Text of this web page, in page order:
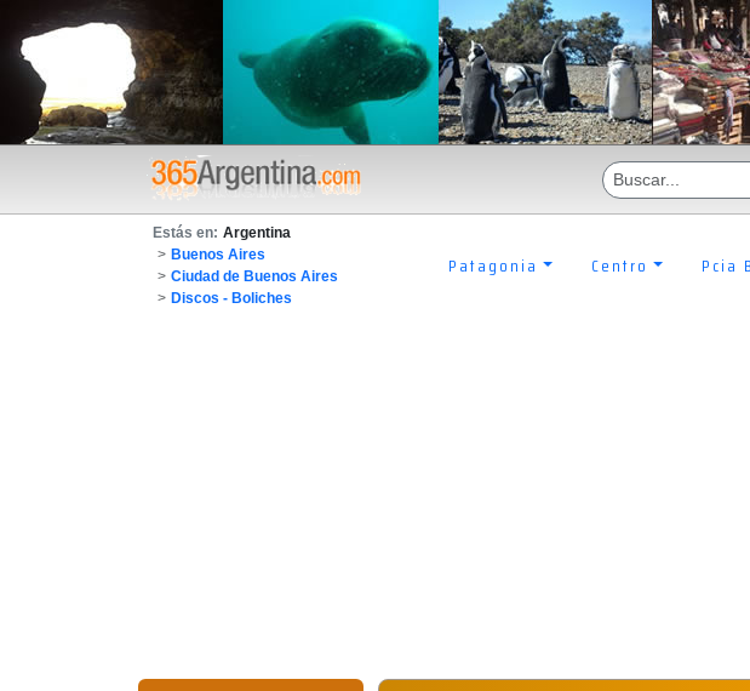
Estás en: Argentina
> Buenos Aires
> Ciudad de Buenos Aires
> Discos - Boliches
Patagonia Centro Pcia